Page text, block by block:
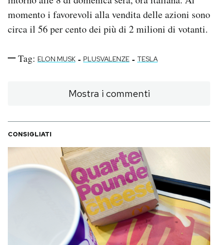
momento i favorevoli alla vendita delle azioni sono
circa il 56 per cento dei più di 2 milioni di votanti.
Tag: ELON MUSK - PLUSVALENZE - TESLA
Mostra i commenti
CONSIGLIATI